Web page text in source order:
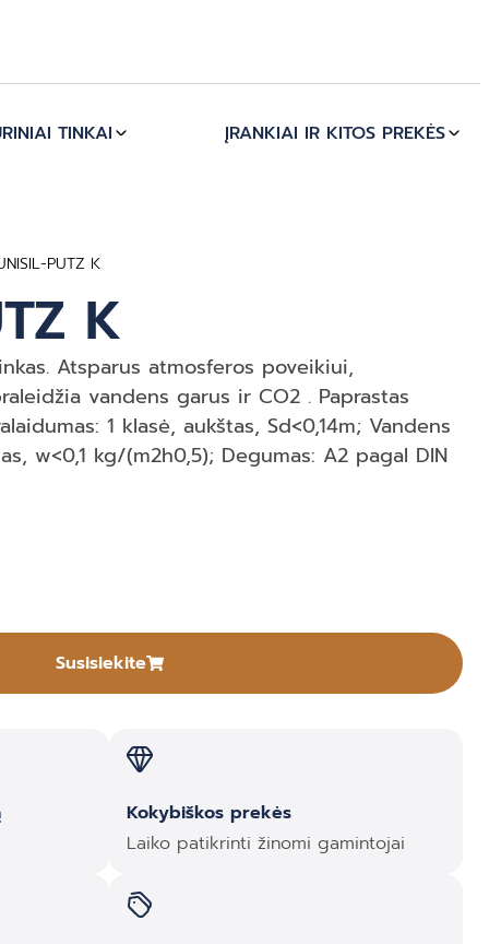
TINKAI ĮRANKIAI IR KITOS PREKĖS
PUTZ K
K
Atsparus atmosferos poveikiui,
vandens garus ir CO2 . Paprastas
1 klasė, aukštas, Sd<0,14m; Vandens
w<0,1 kg/(m2h0,5); Degumas: A2 pagal DIN
Susisiekite
Kokybiškos prekės
Laiko patikrinti žinomi gamintojai